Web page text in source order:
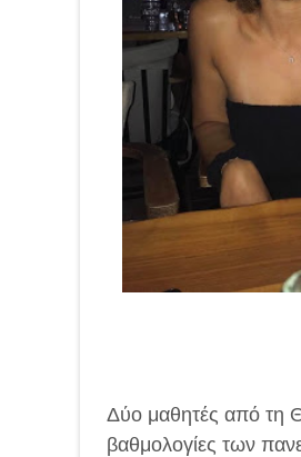
Δύο μαθητές από τη
βαθμολογίες των